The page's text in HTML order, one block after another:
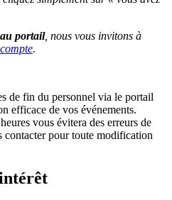
portail, nous vous invitons à
.
de fin du personnel via le portail
efficace de vos événements.
vous évitera des erreurs de
contacter pour toute modification